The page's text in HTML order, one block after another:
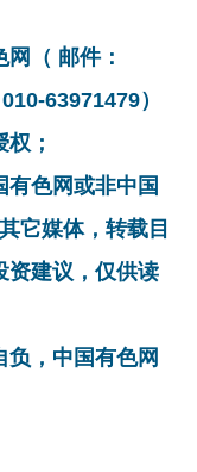
（ 邮件：
63971479）
；
有色网或非中国
它媒体，转载目
资建议，仅供读
，中国有色网